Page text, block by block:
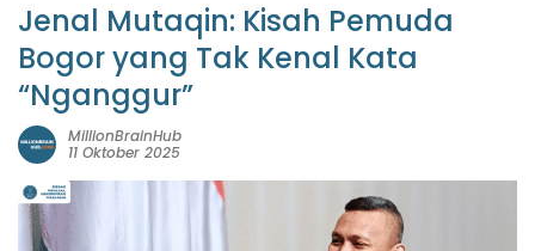
Jenal Mutaqin: Kisah Pemuda
Bogor yang Tak Kenal Kata
“Nganggur”
MillionBrainHub
11 Oktober 2025